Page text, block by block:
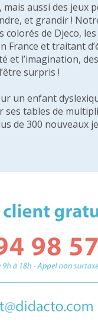
aussi des
et grandir !
colorés de
et traitant
l’imagination,
surpris !
un enfant
tables de
de 300 nouveaux